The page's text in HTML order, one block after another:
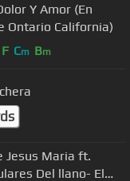
Y Amor (En
Ontario California)
F Cm Bm
Jesus Maria ft.
Del llano- El